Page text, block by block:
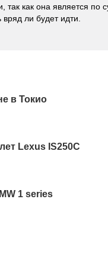
так как она является по
ли будет идти.
в Токио
Lexus IS250C
1 series